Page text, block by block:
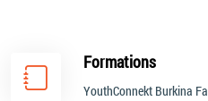
Formations
YouthConnekt Burkina